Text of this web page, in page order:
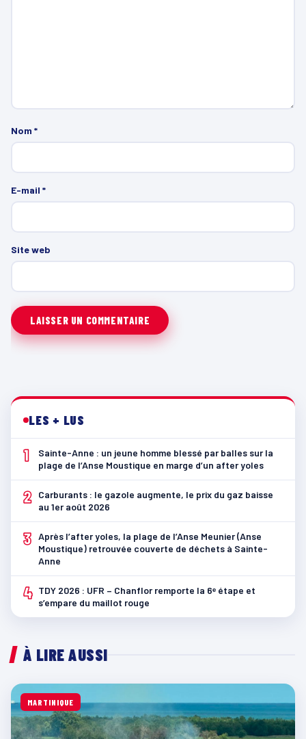
Nom *
E-mail *
Site web
LES + LUS
1
Sainte-Anne : un jeune homme blessé par balles sur la
plage de l’Anse Moustique en marge d’un after yoles
2
Carburants : le gazole augmente, le prix du gaz baisse
au 1er août 2026
3 Après l’after yoles, la plage de l’Anse Meunier (Anse
Moustique) retrouvée couverte de déchets à Sainte-
Anne
4 TDY 2026 : UFR – Chanflor remporte la 6ᵉ étape et
s’empare du maillot rouge
À LIRE AUSSI
MARTINIQUE